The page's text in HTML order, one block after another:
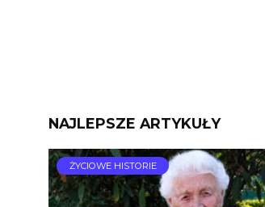
NAJLEPSZE ARTYKUŁY
ŻYCIOWE HISTORIE